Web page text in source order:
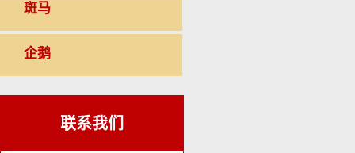
斑马
企鹅
联系我们